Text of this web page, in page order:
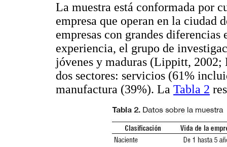
La muestra está conformada por
empresa que operan en la ciudad
empresas con grandes
experiencia, el grupo de
jóvenes y maduras (Lippitt,
dos sectores: servicios (61%
manufactura (39%). La Tabla 2